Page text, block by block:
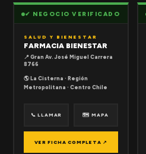
✔ NEGOCIO VERIFICADO
SALUD Y BIENESTAR
FARMACIA BIENESTAR
📍 Gran Av. José Miguel Carrera
8766
🌎 La Cisterna · Región
Metropolitana · Centro Chile
📞 LLAMAR 🗺 MAPA
VER FICHA COMPLETA ↗